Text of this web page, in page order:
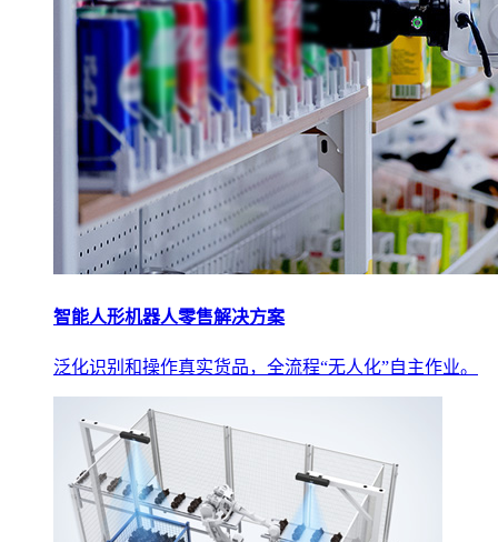
智能人形机器人零售解决方案
泛化识别和操作真实货品，全流程“无人化”自主作业。